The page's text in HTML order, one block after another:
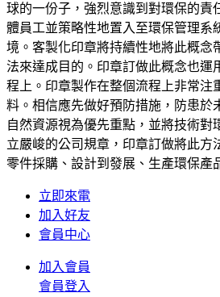
球的一份子，強烈意識到對環保的責
體員工並策略性地置入至環保管理系
境。客製化印章將持續性地將此概念
法來達成目的。印章訂做此概念也運
程上。印章製作在整個流程上非常注
料。相信應先做好預防措施，防患於
自然資源視為優先重點，並將技術對
立嚴峻的公司規章，印章訂做將此方
零件採購、設計到發展、生產環保產
立即來電
加入好友
會員中心
加入會員
會員登入